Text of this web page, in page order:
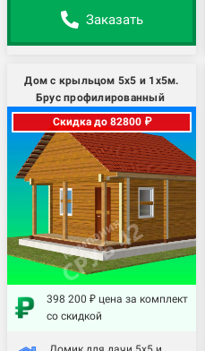
Заказать
Дом с крыльцом 5х5 и 1х5м.
Брус профилированный
Скидка до 82800 ₽
398 200 ₽ цена за комплект
со скидкой